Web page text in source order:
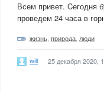
Всем привет. Cегодня
проведем 24 часа в
жизнь природа люди
will 25 декабря 2020,